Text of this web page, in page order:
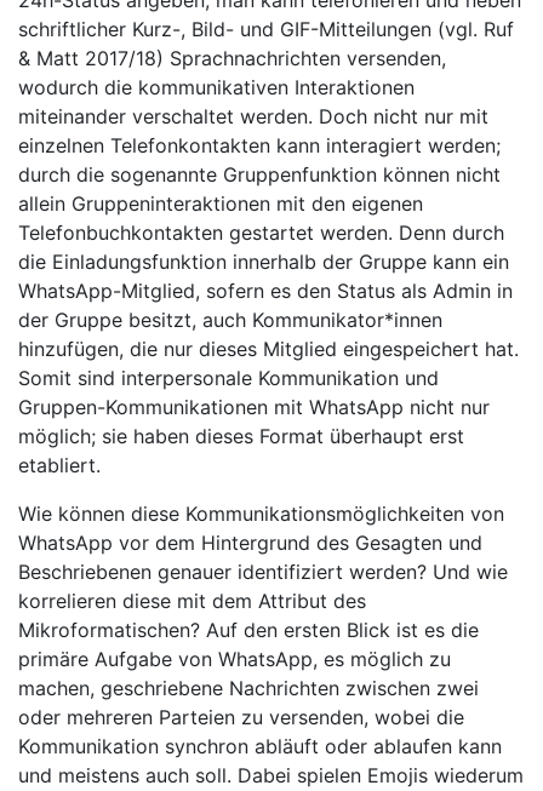
schriftlicher Kurz-, Bild- und GIF-Mitteilungen (vgl. Ruf
& Matt 2017/18) Sprachnachrichten versenden,
wodurch die kommunikativen Interaktionen
miteinander verschaltet werden. Doch nicht nur mit
einzelnen Telefonkontakten kann interagiert werden;
durch die sogenannte Gruppenfunktion können nicht
allein Gruppeninteraktionen mit den eigenen
Telefonbuchkontakten gestartet werden. Denn durch
die Einladungsfunktion innerhalb der Gruppe kann ein
WhatsApp-Mitglied, sofern es den Status als Admin in
der Gruppe besitzt, auch Kommunikator*innen
hinzufügen, die nur dieses Mitglied eingespeichert hat.
Somit sind interpersonale Kommunikation und
Gruppen-Kommunikationen mit WhatsApp nicht nur
möglich; sie haben dieses Format überhaupt erst
etabliert.
Wie können diese Kommunikationsmöglichkeiten von
WhatsApp vor dem Hintergrund des Gesagten und
Beschriebenen genauer identifiziert werden? Und wie
korrelieren diese mit dem Attribut des
Mikroformatischen? Auf den ersten Blick ist es die
primäre Aufgabe von WhatsApp, es möglich zu
machen, geschriebene Nachrichten zwischen zwei
oder mehreren Parteien zu versenden, wobei die
Kommunikation synchron abläuft oder ablaufen kann
und meistens auch soll. Dabei spielen Emojis wiederum